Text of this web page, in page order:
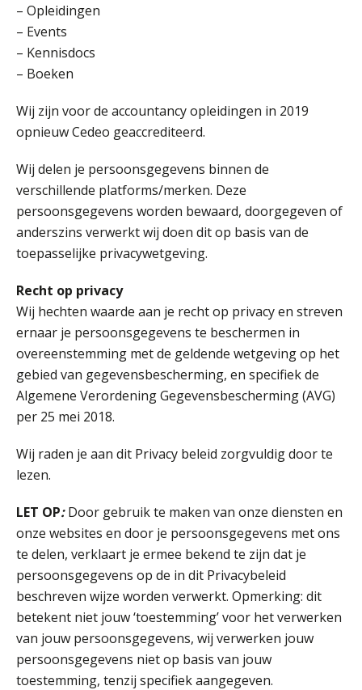
– Opleidingen
– Events
– Kennisdocs
– Boeken
Wij zijn voor de accountancy opleidingen in 2019
opnieuw Cedeo geaccrediteerd.
Wij delen je persoonsgegevens binnen de
verschillende platforms/merken. Deze
persoonsgegevens worden bewaard, doorgegeven of
anderszins verwerkt wij doen dit op basis van de
toepasselijke privacywetgeving.
Recht op privacy
Wij hechten waarde aan je recht op privacy en streven
ernaar je persoonsgegevens te beschermen in
overeenstemming met de geldende wetgeving op het
gebied van gegevensbescherming, en specifiek de
Algemene Verordening Gegevensbescherming (AVG)
per 25 mei 2018.
Wij raden je aan dit Privacy beleid zorgvuldig door te
lezen.
LET OP:Door gebruik te maken van onze diensten en
onze websites en door je persoonsgegevens met ons
te delen, verklaart je ermee bekend te zijn dat je
persoonsgegevens op de in dit Privacybeleid
beschreven wijze worden verwerkt. Opmerking: dit
betekent niet jouw ‘toestemming’ voor het verwerken
van jouw persoonsgegevens, wij verwerken jouw
persoonsgegevens niet op basis van jouw
toestemming, tenzij specifiek aangegeven.